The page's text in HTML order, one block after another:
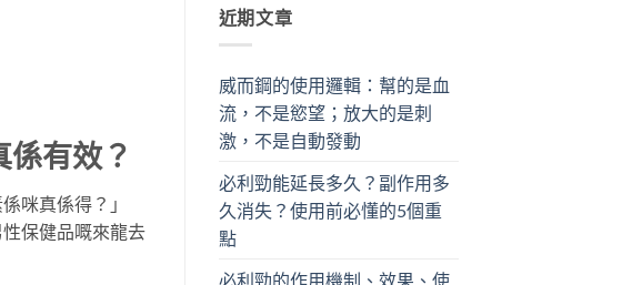
有效？
咪真係得？」
保健品嘅來龍去
近期文章
威而鋼的使用邏輯：幫的是血
流，不是慾望；放大的是刺
激，不是自動發動
必利勁能延長多久？副作用多
久消失？使用前必懂的5個重
點
必利勁的作用機制、效果、使